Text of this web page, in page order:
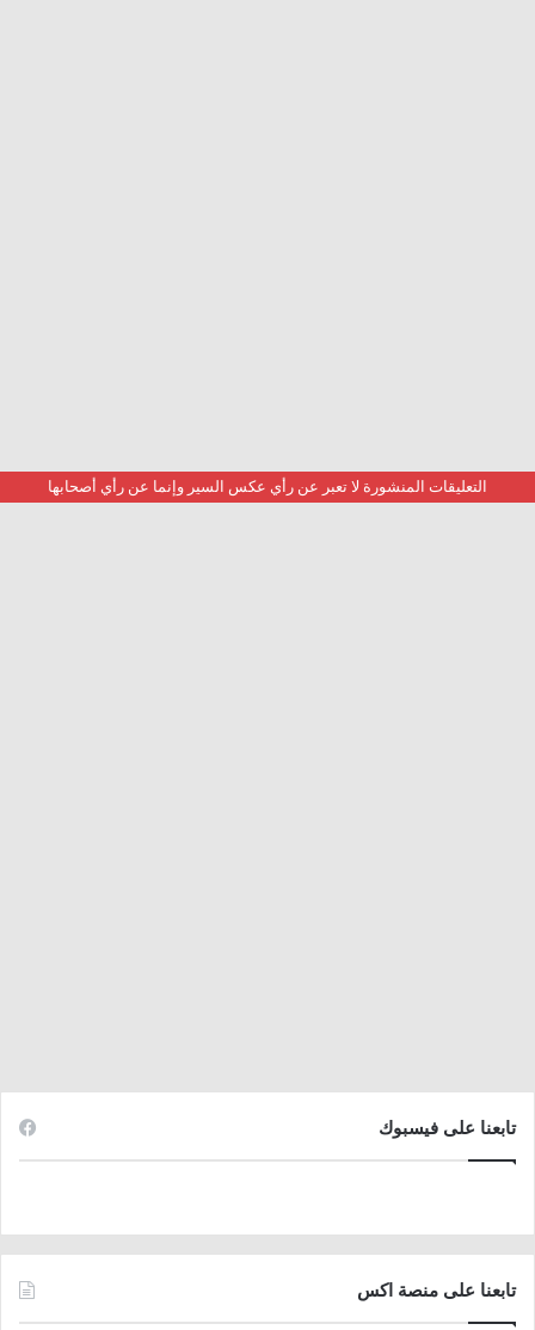
التعليقات المنشورة لا تعبر عن رأي عكس السير وإنما عن رأي أصحابها
تابعنا على فيسبوك
تابعنا على منصة اكس